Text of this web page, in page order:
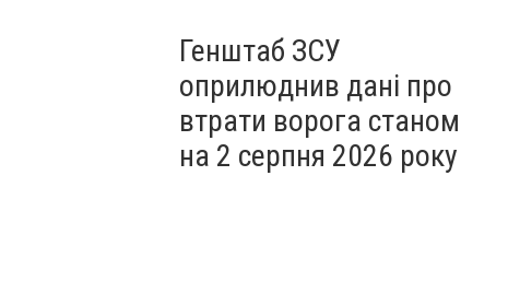
Генштаб ЗСУ
оприлюднив дані про
втрати ворога станом
на 2 серпня 2026 року